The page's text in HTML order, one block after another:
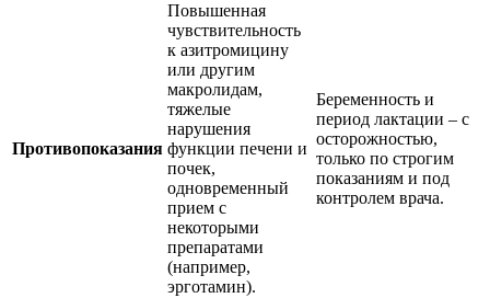
Противопоказания
Повышенная
чувствительность
к азитромицину
или другим
макролидам,
тяжелые
нарушения
функции печени и
почек,
одновременный
прием с
некоторыми
препаратами
(например,
эрготамин).
Беременность и
период лактации – с
осторожностью,
только по строгим
показаниям и под
контролем врача.